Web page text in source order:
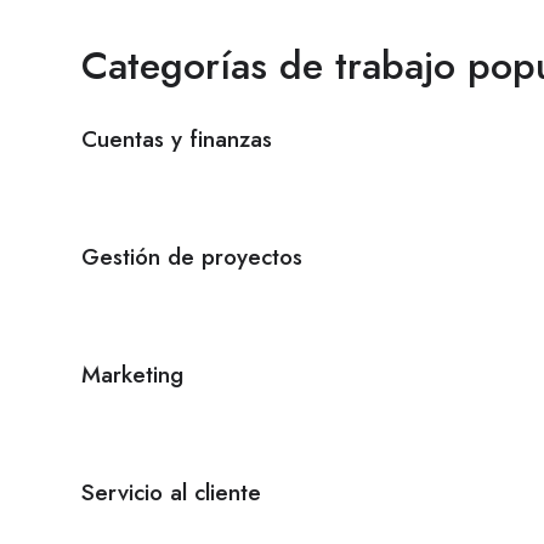
Categorías de trabajo
Cuentas y finanzas
Gestión de proyectos
Marketing
Servicio al cliente